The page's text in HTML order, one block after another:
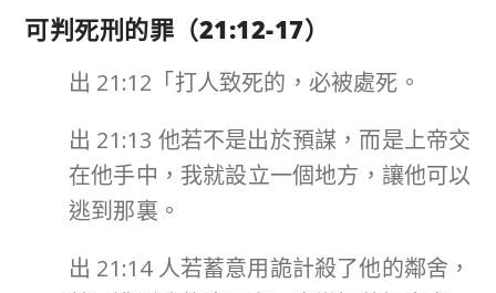
可判死刑的罪（21:12-17）
出 21:12「打人致死的，必被處死。
出 21:13 他若不是出於預謀，而是上帝交
在他手中，我就設立一個地方，讓他可以
逃到那裏。
出 21:14 人若蓄意用詭計殺了他的鄰舍，